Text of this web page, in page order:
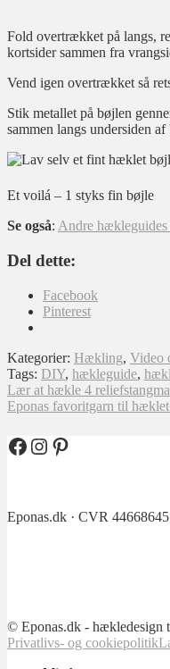
Fold overtrækket på langs,
kortsider sammen fra
Vend igen overtrækket så
Stik metallet på bøjlen
sammen langs undersiden
Et voilá – 1 styks fin bøjle
Se også: Andre
Del dette:
Facebook
Pinterest
Kategorier: Hækling, Video
Tags: DIY, hækleguide,
Forrige
indlæg:
Lær at hækle 4
Næste
Eponas favoritgarn til
Facebook
Instagram
Pinterest
Eponas.dk · CVR 44668645
© Eponas.dk -
Privatlivs- og cookiepolitik